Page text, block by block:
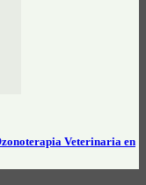
Veterinaria en